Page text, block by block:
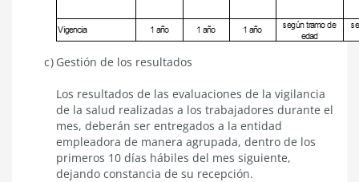
Gestión de los resultados
Los resultados de las evaluaciones de la vigilancia
de la salud realizadas a los trabajadores durante el
mes, deberán ser entregados a la entidad
empleadora de manera agrupada, dentro de los
primeros 10 días hábiles del mes siguiente,
dejando constancia de su recepción.